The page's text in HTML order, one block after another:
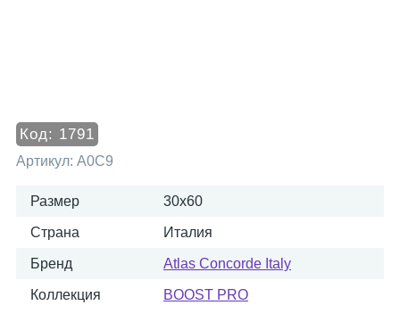
Код: 1791
Артикул: A0C9
Размер 30x60
Страна Италия
Бренд Atlas Concorde Italy
Коллекция BOOST PRO